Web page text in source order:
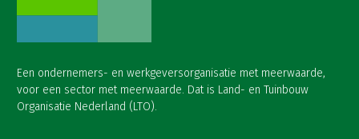
Een ondernemers- en werkgeversorganisatie met meerwaarde,
voor een sector met meerwaarde. Dat is Land- en Tuinbouw
Organisatie Nederland (LTO).